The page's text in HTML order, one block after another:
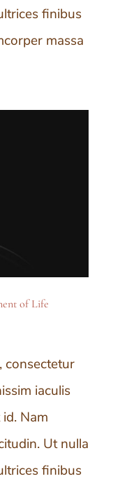
finibus
massa
of Life
consectetur
iaculis
Nam
Ut nulla
finibus